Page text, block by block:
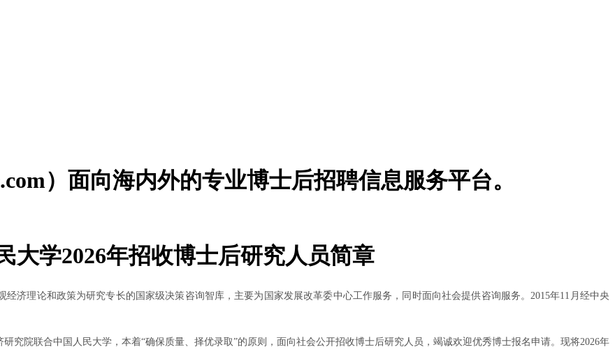
）面向海内外的专业博士后招聘信息服务平台。
大学2026年招收博士后研究人员简章
济理论和政策为研究专长的国家级决策咨询智库，主要为国家发展改革委中心工作服务，同时面向社会提供咨询服务。2015年11月经中央
究院联合中国人民大学，本着“确保质量、择优录取”的原则，面向社会公开招收博士后研究人员，竭诚欢迎优秀博士报名申请。现将2026年